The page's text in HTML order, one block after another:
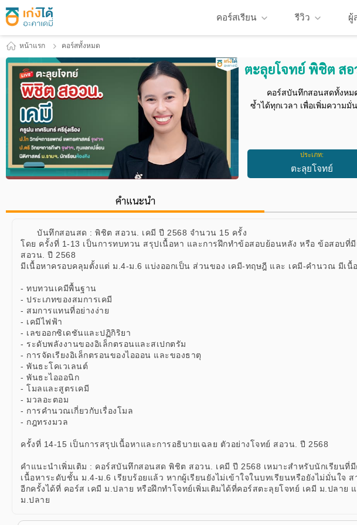
คอร์สเรียน รีวิว ผู้
หน้าแรก คอร์สทั้งหมด
ตะลุยโจทย์ พิชิต สอ
คอร์สบันทึกสอนสดทั้งหม
ซ้ำได้ทุกเวลา เพื่อเพิ่มความ
ประเภท:
ตะลุยโจทย์
คำแนะนำ
บันทึกสอนสด : พิชิต สอวน. เคมี ปี 2568 จำนวน 15 ครั้ง
โดย ครั้งที่ 1-13 เป็นการทบทวน สรุปเนื้อหา และการฝึกทำข้อสอบย้อนหลัง หรือ ข้อสอบที่
สอวน. ปี 2568
มีเนื้อหาครอบคลุมตั้งแต่ ม.4-ม.6 แบ่งออกเป็น ส่วนของ เคมี-ทฤษฎี และ เคมี-คำนวณ มีเนื้
- ทบทวนเคมีพื้นฐาน
- ประเภทของสมการเคมี
- สมการแทนที่อย่างง่าย
- เคมีไฟฟ้า
- เลขออกซิเดชันและปฏิกิริยา
- ระดับพลังงานของอิเล็กตรอนและสเปกตรัม
- การจัดเรียงอิเล็กตรอนของไอออน และของธาตุ
- พันธะโคเวเลนต์
- พันธะไอออนิก
- โมลและสูตรเคมี
- มวลอะตอม
- การคำนวณเกี่ยวกับเรื่องโมล
- กฎทรงมวล
ครั้งที่ 14-15 เป็นการสรุปเนื้อหาและการอธิบายเฉลย ตัวอย่างโจทย์ สอวน. ปี 2568
คำแนะนำเพิ่มเติม : คอร์สบันทึกสอนสด พิชิต สอวน. เคมี ปี 2568 เหมาะสำหรับนักเรียนที่
เนื้อหาระดับชั้น ม.4-ม.6 เรียบร้อยแล้ว หากผู้เรียนยังไม่เข้าใจในบทเรียนหรือยังไม่มั่นใจ
อีกครั้งได้ที่ คอร์ส เคมี ม.ปลาย หรือฝึกทำโจทย์เพิ่มเติมได้ที่คอร์สตะลุยโจทย์ เคมี ม.ปลาย
ม.ปลาย